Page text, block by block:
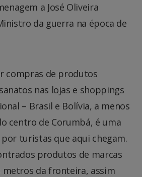
a José Oliveira
da guerra na época de
compras de produtos
nas lojas e shoppings
– Brasil e Bolívia, a menos
centro de Corumbá, é uma
turistas que aqui chegam.
produtos de marcas
metros da fronteira, assim